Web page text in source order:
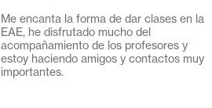
Me encanta la forma de dar clases en la
EAE, he disfrutado mucho del
acompañamiento de los profesores y
estoy haciendo amigos y contactos muy
importantes.